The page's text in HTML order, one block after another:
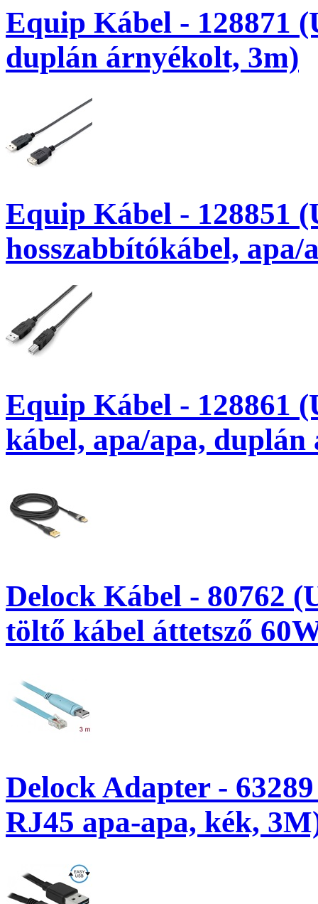
Equip Kábel - 128871
duplán árnyékolt, 3m)
Equip Kábel - 128851
hosszabbítókábel,
Equip Kábel - 128861
kábel, apa/apa,
Delock Kábel - 80762
töltő kábel áttetsző
Delock Adapter -
RJ45 apa-apa, kék,